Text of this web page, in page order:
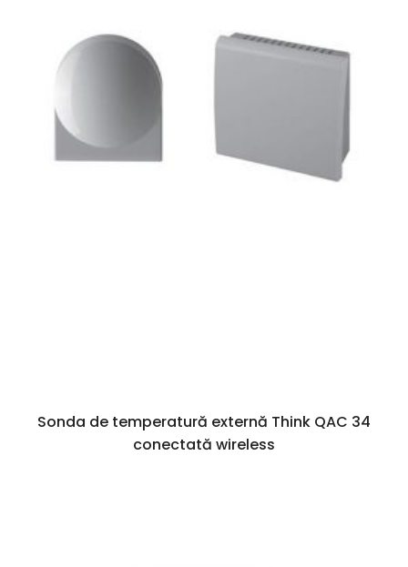
Sonda de temperatură externă Think QAC 34
conectată wireless